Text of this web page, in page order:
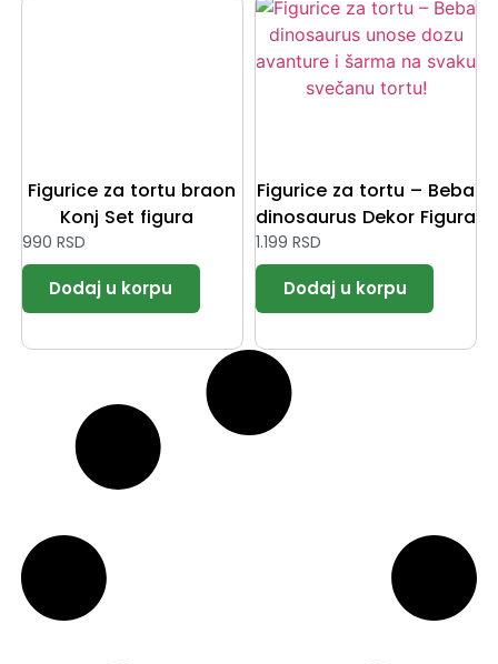
Figurice za tortu braon
Konj Set figura
990 RSD
Figurice za tortu – Beba
dinosaurus Dekor Figura
1.199 RSD